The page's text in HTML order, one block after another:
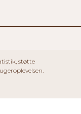
støtte